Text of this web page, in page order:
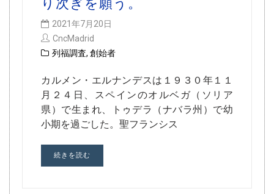
り次ぎを願う。
2021年7月20日
CncMadrid
列福調査, 創始者
カルメン・エルナンデスは１９３０年１１
月２４日、スペインのオルベガ（ソリア
県）で生まれ、トゥデラ（ナバラ州）で幼
小期を過ごした。聖フランシス
続きを読む